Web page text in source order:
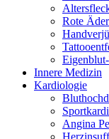
Rote
Innere Medizin
Kardiologie
Angina